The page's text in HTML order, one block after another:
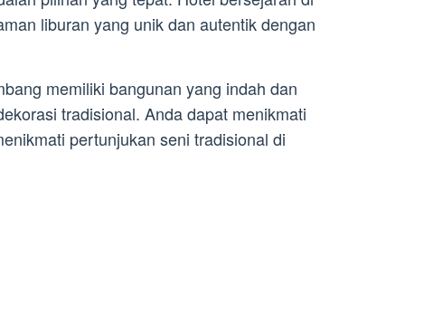
liburan yang unik dan autentik dengan
memiliki bangunan yang indah dan
tradisional. Anda dapat menikmati
pertunjukan seni tradisional di